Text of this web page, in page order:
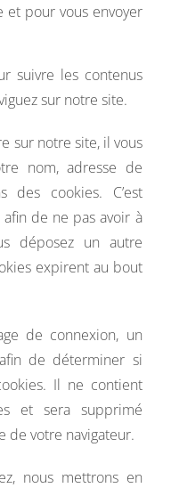
et pour vous envoyer
suivre les contenus
sur notre site.
sur notre site, il vous
nom, adresse de
des cookies. C’est
de ne pas avoir à
déposez un autre
expirent au bout
de connexion, un
de déterminer si
Il ne contient
et sera supprimé
de votre navigateur.
nous mettrons en